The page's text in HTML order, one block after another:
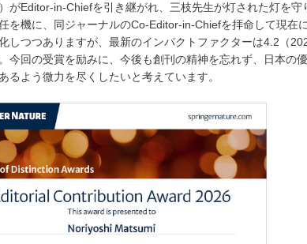
がEditor-in-Chiefを引き継がれ、三枝先生が灯された灯を守
を機に、同ジャーナルのCo-Editor-in-Chiefを拝命して現在
しつつありますが、最新のインパクトファクターは4.2（
今回の受賞を励みに、今後も創刊の精神を忘れず、日本の
よう微力を尽くしたいと考えています。